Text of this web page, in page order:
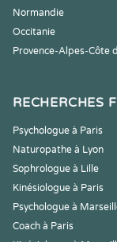
Normandie
Occitanie
Provence-Alpes-Côte
RECHERCHES
Psychologue à Paris
Naturopathe à Lyon
Sophrologue à Lille
Kinésiologue à Paris
Psychologue à
Coach à Paris